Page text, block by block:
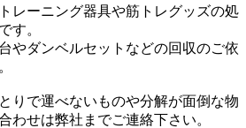
レーニング器具や筋トレグッズの処
す。
やダンベルセットなどの回収のご依
りで運べないものや分解が面倒な物
わせは弊社までご連絡下さい。